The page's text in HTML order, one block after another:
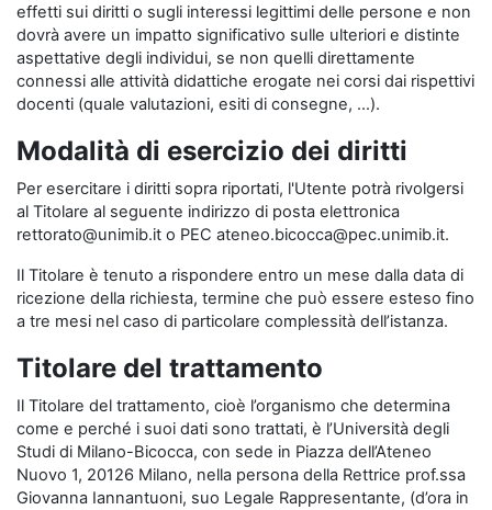
effetti sui diritti o sugli interessi legittimi delle persone e non
dovrà avere un impatto significativo sulle ulteriori e distinte
aspettative degli individui, se non quelli direttamente
connessi alle attività didattiche erogate nei corsi dai rispettivi
docenti (quale valutazioni, esiti di consegne, …).
Modalità di esercizio dei diritti
Per esercitare i diritti sopra riportati, l'Utente potrà rivolgersi
al Titolare al seguente indirizzo di posta elettronica
rettorato@unimib.it o PEC ateneo.bicocca@pec.unimib.it.
Il Titolare è tenuto a rispondere entro un mese dalla data di
ricezione della richiesta, termine che può essere esteso fino
a tre mesi nel caso di particolare complessità dell’istanza.
Titolare del trattamento
Il Titolare del trattamento, cioè l’organismo che determina
come e perché i suoi dati sono trattati, è l’Università degli
Studi di Milano-Bicocca, con sede in Piazza dell’Ateneo
Nuovo 1, 20126 Milano, nella persona della Rettrice prof.ssa
Giovanna Iannantuoni, suo Legale Rappresentante, (d’ora in